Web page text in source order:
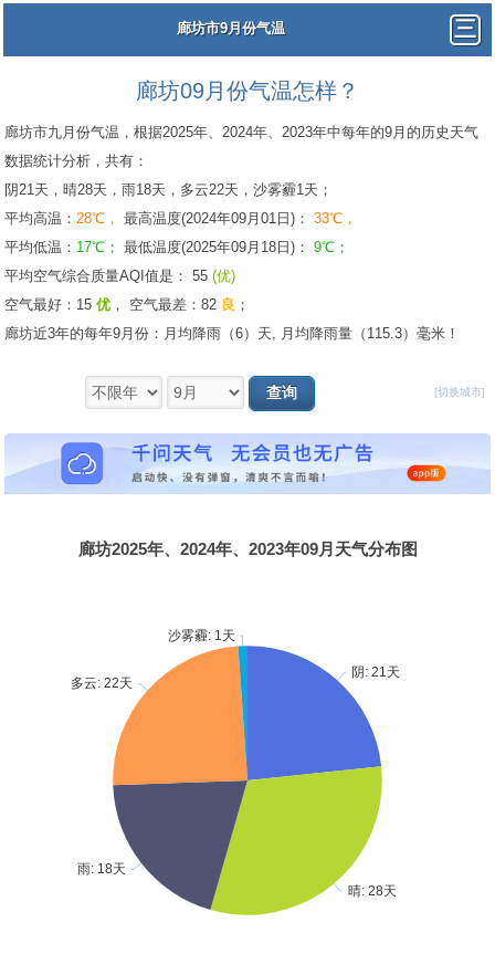
廊坊市9月份气温
廊坊09月份气温怎样？
廊坊市九月份气温，根据2025年、2024年、2023年中每年的9月的历史天气
数据统计分析，共有：
阴21天，晴28天，雨18天，多云22天，沙雾霾1天；
平均高温： 28℃， 最高温度(2024年09月01日)： 33℃，
平均低温： 17℃； 最低温度(2025年09月18日)： 9℃；
平均空气综合质量AQI值是： 55 (优)
空气最好：15 优 ， 空气最差：82 良 ；
廊坊近3年的每年9月份：月均降雨（6）天, 月均降雨量（115.3）毫米！
[切换城市]
廊坊2025年、2024年、2023年09月天气分布图